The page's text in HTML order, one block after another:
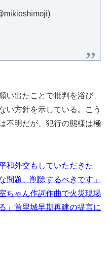
出たことで批判を浴び、
い方針を示している。こう
不明だが、犯行の態様は極
和外交もしていただきた
題、削除するべきです」
ちゃん作詞作曲で火災現場
」首里城早期再建の提言に